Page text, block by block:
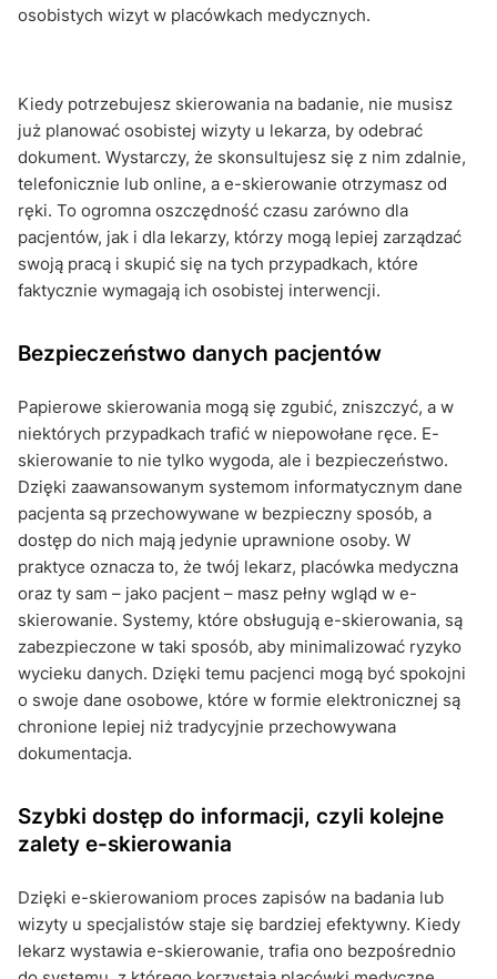
osobistych wizyt w placówkach medycznych.
Kiedy potrzebujesz skierowania na badanie, nie musisz
już planować osobistej wizyty u lekarza, by odebrać
dokument. Wystarczy, że skonsultujesz się z nim zdalnie,
telefonicznie lub online, a e-skierowanie otrzymasz od
ręki. To ogromna oszczędność czasu zarówno dla
pacjentów, jak i dla lekarzy, którzy mogą lepiej zarządzać
swoją pracą i skupić się na tych przypadkach, które
faktycznie wymagają ich osobistej interwencji.
Bezpieczeństwo danych pacjentów
Papierowe skierowania mogą się zgubić, zniszczyć, a w
niektórych przypadkach trafić w niepowołane ręce. E-
skierowanie to nie tylko wygoda, ale i bezpieczeństwo.
Dzięki zaawansowanym systemom informatycznym dane
pacjenta są przechowywane w bezpieczny sposób, a
dostęp do nich mają jedynie uprawnione osoby. W
praktyce oznacza to, że twój lekarz, placówka medyczna
oraz ty sam – jako pacjent – masz pełny wgląd w e-
skierowanie. Systemy, które obsługują e-skierowania, są
zabezpieczone w taki sposób, aby minimalizować ryzyko
wycieku danych. Dzięki temu pacjenci mogą być spokojni
o swoje dane osobowe, które w formie elektronicznej są
chronione lepiej niż tradycyjnie przechowywana
dokumentacja.
Szybki dostęp do informacji, czyli kolejne
zalety e-skierowania
Dzięki e-skierowaniom proces zapisów na badania lub
wizyty u specjalistów staje się bardziej efektywny. Kiedy
lekarz wystawia e-skierowanie, trafia ono bezpośrednio